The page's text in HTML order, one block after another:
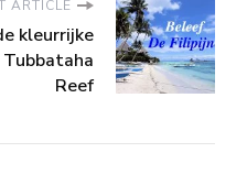
ARTICLE
kleurrijke
Reef